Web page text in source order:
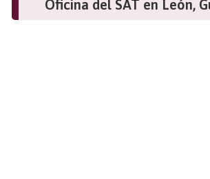
Oficina del SAT en León,